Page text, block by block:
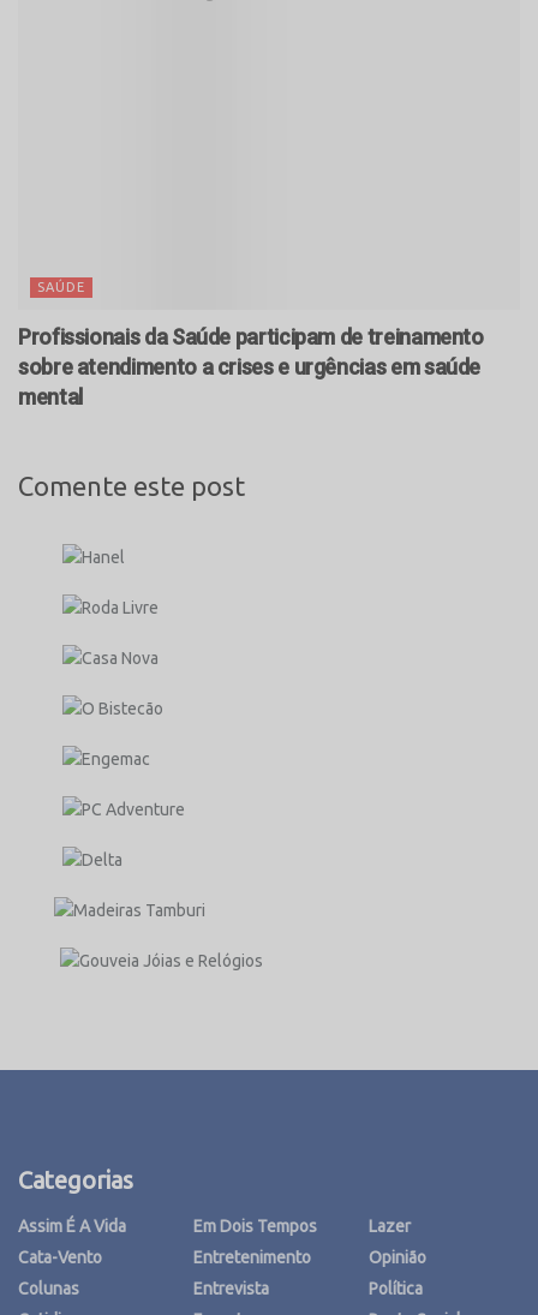
SAÚDE
Profissionais da Saúde participam de treinamento
sobre atendimento a crises e urgências em saúde
mental
Comente este post
Categorias
Assim É A Vida
Cata-Vento
Colunas
Em Dois Tempos
Entretenimento
Entrevista
Lazer
Opinião
Política